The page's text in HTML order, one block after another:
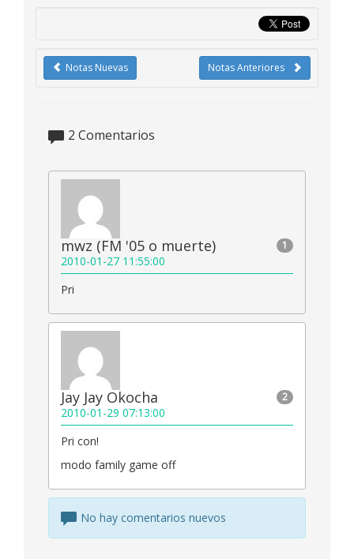
Notas Anteriores
Notas Nuevas
2 Comentarios
1
mwz (FM '05 o muerte)
2010-01-27 11:55:00
Pri
2
Jay Jay Okocha
2010-01-29 07:13:00
Pri con!
modo family game off
No hay comentarios nuevos